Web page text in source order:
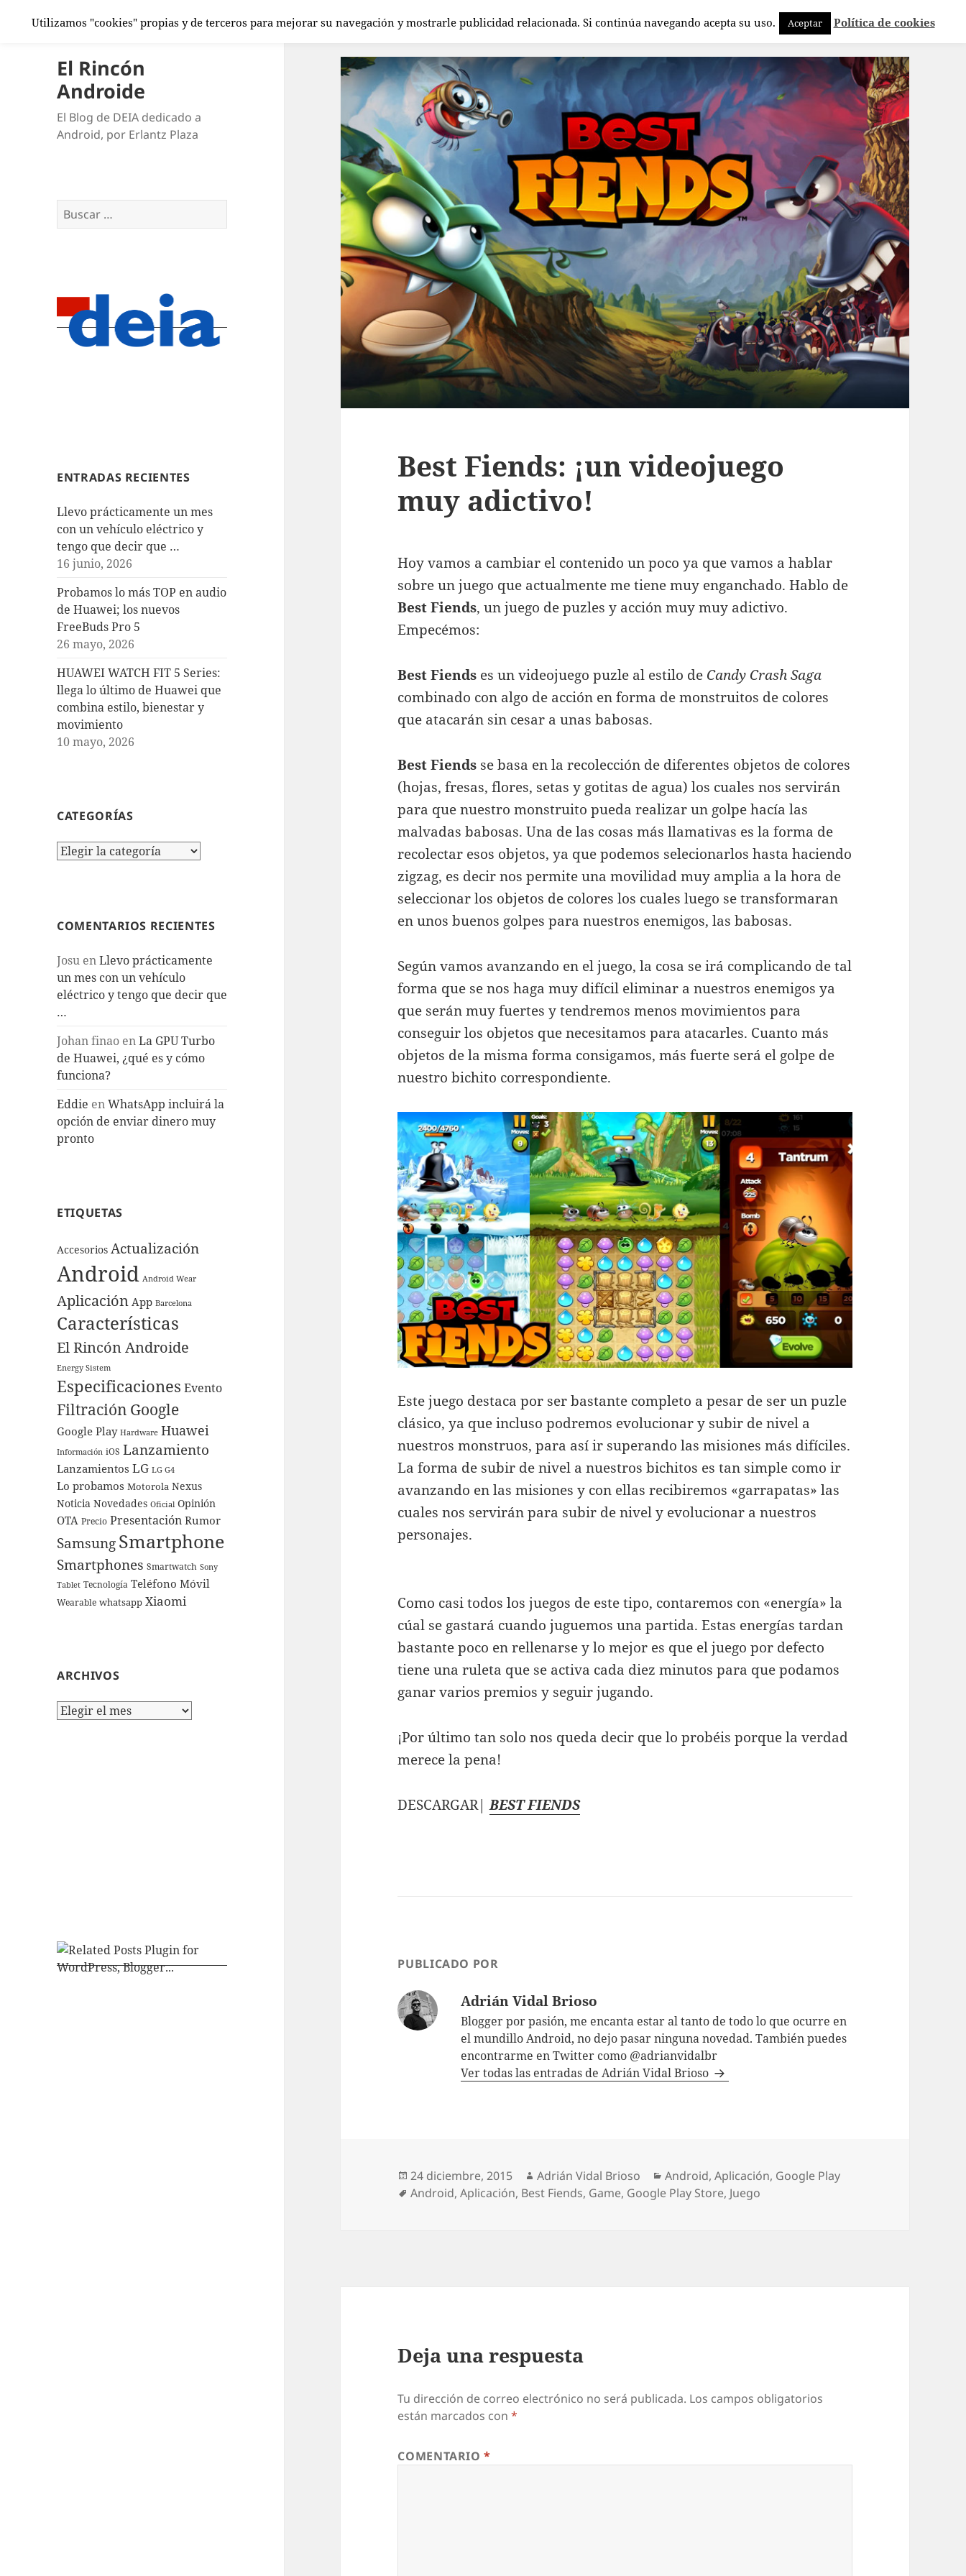
El Rincón
Androide
El Blog de DEIA dedicado a
Android, por Erlantz Plaza
Buscar:
ENTRADAS RECIENTES
Llevo prácticamente un mes
con un vehículo eléctrico y
tengo que decir que …
16 junio, 2026
Probamos lo más TOP en audio
de Huawei; los nuevos
FreeBuds Pro 5
26 mayo, 2026
HUAWEI WATCH FIT 5 Series:
llega lo último de Huawei que
combina estilo, bienestar y
movimiento
10 mayo, 2026
CATEGORÍAS
Categorías
COMENTARIOS RECIENTES
Josu enLlevo prácticamente
un mes con un vehículo
eléctrico y tengo que decir que
…
Johan finao enLa GPU Turbo
de Huawei, ¿qué es y cómo
funciona?
Eddie enWhatsApp incluirá la
opción de enviar dinero muy
pronto
ETIQUETAS
Accesorios Actualización
Android Android Wear
Aplicación App Barcelona
Características
El Rincón Androide
Energy Sistem
Especificaciones Evento
Filtración Google
Google Play Hardware Huawei
Información iOS Lanzamiento
Lanzamientos LG LG G4
Lo probamos Motorola Nexus
Noticia Novedades Oficial Opinión
OTA Precio Presentación Rumor
SamsungSmartphone
Smartphones Smartwatch Sony
Tablet Tecnología Teléfono Móvil
Wearable whatsapp Xiaomi
ARCHIVOS
Archivos
Best Fiends: ¡un videojuego
muy adictivo!
Hoy vamos a cambiar el contenido un poco ya que vamos a hablar
sobre un juego que actualmente me tiene muy enganchado. Hablo de
Best Fiends, un juego de puzles y acción muy muy adictivo.
Empecémos:
Best Fiends es un videojuego puzle al estilo de Candy Crash Saga
combinado con algo de acción en forma de monstruitos de colores
que atacarán sin cesar a unas babosas.
Best Fiends se basa en la recolección de diferentes objetos de colores
(hojas, fresas, flores, setas y gotitas de agua) los cuales nos servirán
para que nuestro monstruito pueda realizar un golpe hacía las
malvadas babosas. Una de las cosas más llamativas es la forma de
recolectar esos objetos, ya que podemos selecionarlos hasta haciendo
zigzag, es decir nos permite una movilidad muy amplia a la hora de
seleccionar los objetos de colores los cuales luego se transformaran
en unos buenos golpes para nuestros enemigos, las babosas.
Según vamos avanzando en el juego, la cosa se irá complicando de tal
forma que se nos haga muy difícil eliminar a nuestros enemigos ya
que serán muy fuertes y tendremos menos movimientos para
conseguir los objetos que necesitamos para atacarles. Cuanto más
objetos de la misma forma consigamos, más fuerte será el golpe de
nuestro bichito correspondiente.
Este juego destaca por ser bastante completo a pesar de ser un puzle
clásico, ya que incluso podremos evolucionar y subir de nivel a
nuestros monstruos, para así ir superando las misiones más difíciles.
La forma de subir de nivel a nuestros bichitos es tan simple como ir
avanzando en las misiones y con ellas recibiremos «garrapatas» las
cuales nos servirán para subir de nivel y evolucionar a nuestros
personajes.
Como casi todos los juegos de este tipo, contaremos con «energía» la
cúal se gastará cuando juguemos una partida. Estas energías tardan
bastante poco en rellenarse y lo mejor es que el juego por defecto
tiene una ruleta que se activa cada diez minutos para que podamos
ganar varios premios y seguir jugando.
¡Por último tan solo nos queda decir que lo probéis porque la verdad
merece la pena!
DESCARGAR|BEST FIENDS
PUBLICADO POR
Adrián Vidal Brioso
Blogger por pasión, me encanta estar al tanto de todo lo que ocurre en
el mundillo Android, no dejo pasar ninguna novedad. También puedes
encontrarme en Twitter como @adrianvidalbr
Ver todas las entradas de Adrián Vidal Brioso
Publicado
el
24 diciembre, 2015 Autor
Adrián Vidal Brioso Categorías
Android,Aplicación, Google Play
Etiquetas
Android,Aplicación, Best Fiends, Game, Google Play Store, Juego
Deja una respuesta
Tu dirección de correo electrónico no será publicada. Los campos obligatorios
están marcados con*
COMENTARIO*
Utilizamos "cookies" propias y de terceros para mejorar su navegación y mostrarle publicidad relacionada. Si continúa navegando acepta su uso. Aceptar Política de cookies